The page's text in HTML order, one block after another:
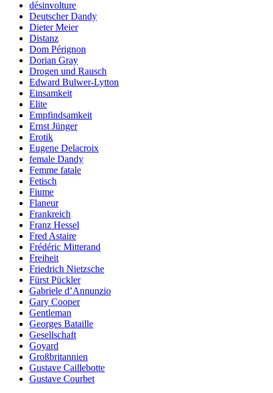
désinvolture
Deutscher Dandy
Dieter Meier
Distanz
Dom Pérignon
Dorian Gray
Drogen und Rausch
Edward Bulwer-Lytton
Einsamkeit
Elite
Empfindsamkeit
Ernst Jünger
Erotik
Eugene Delacroix
female Dandy
Femme fatale
Fetisch
Fiume
Flaneur
Frankreich
Franz Hessel
Fred Astaire
Frédéric Mitterand
Freiheit
Friedrich Nietzsche
Fürst Pückler
Gabriele d’Annunzio
Gary Cooper
Gentleman
Georges Bataille
Gesellschaft
Goyard
Großbritannien
Gustave Caillebotte
Gustave Courbet